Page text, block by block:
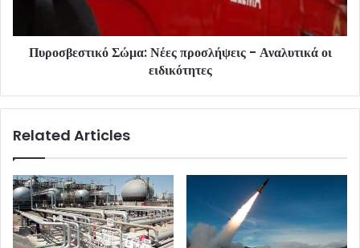
Πυροσβεστικό Σώμα: Νέες προσλήψεις - Αναλυτικά οι
ειδικότητες
Related Articles